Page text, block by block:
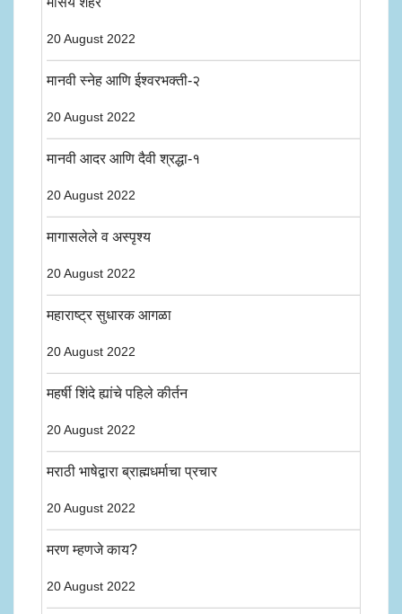
20 August 2022
मानवी स्नेह आणि ईश्वरभक्ती-२
20 August 2022
मानवी आदर आणि दैवी श्रद्धा-१
20 August 2022
मागासलेले व अस्पृश्य
20 August 2022
महाराष्ट्र सुधारक आगळा
20 August 2022
महर्षी शिंदे ह्यांचे पहिले कीर्तन
20 August 2022
मराठी भाषेद्वारा ब्राह्मधर्माचा प्रचार
20 August 2022
मरण म्हणजे काय?
20 August 2022